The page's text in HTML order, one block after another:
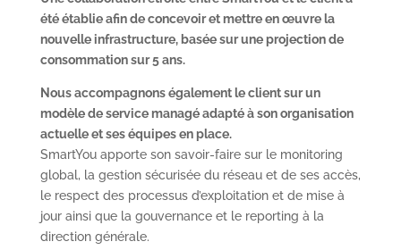
été établie afin de concevoir et mettre en œuvre la
nouvelle infrastructure, basée sur une projection de
consommation sur 5 ans.
Nous accompagnons également le client sur un
modèle de service managé adapté à son organisation
actuelle et ses équipes en place.
SmartYou apporte son savoir-faire sur le monitoring
global, la gestion sécurisée du réseau et de ses accès,
le respect des processus d’exploitation et de mise à
jour ainsi que la gouvernance et le reporting à la
direction générale.